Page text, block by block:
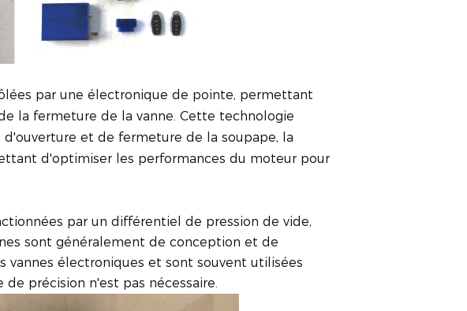
par une électronique de pointe, permettant
la fermeture de la vanne. Cette technologie
et de fermeture de la soupape, la
d'optimiser les performances du moteur pour
par un différentiel de pression de vide,
sont généralement de conception et de
électroniques et sont souvent utilisées
précision n'est pas nécessaire.